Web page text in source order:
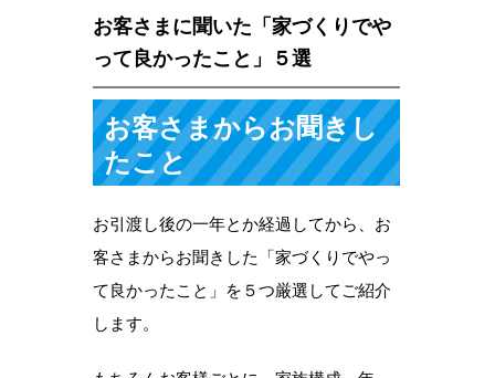
お客さまに聞いた「家づくりでや
って良かったこと」５選
お客さまからお聞きし
たこと
お引渡し後の一年とか経過してから、お
客さまからお聞きした「家づくりでやっ
て良かったこと」を５つ厳選してご紹介
します。